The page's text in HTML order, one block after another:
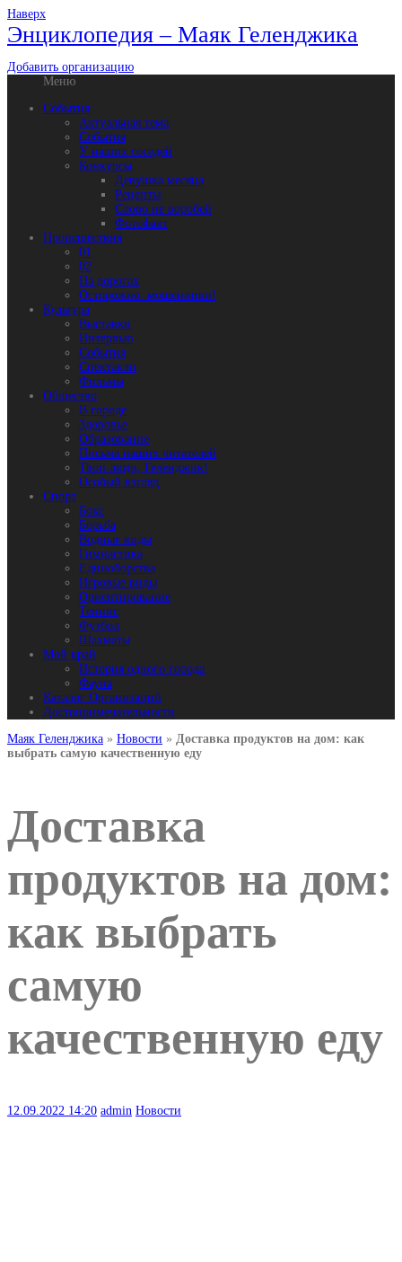
Наверх
Энциклопедия – Маяк Геленджика
Добавить организацию
Меню
События
Актуальная тема
События
У наших соседей
Конкурсы
Девушка месяца
Рецепты
Слово не воробей
Фотофакт
Происшествия
01
02
На дорогах
Осторожно: мошенники!
Культура
Выставки
Интервью
События
Спектакли
Фильмы
Общество
В городе
Здоровье
Образование
Письма наших читателей
Твои люди, Геленджик!
Особый взгляд
Спорт
Бокс
Борьба
Водные виды
Гимнастика
Единоборства
Игровые виды
Ориентирование
Теннис
Футбол
Шахматы
Мой край
История одного города
Фауна
Каталог Организаций
Достопримечательности
Маяк Геленджика » Новости » Доставка продуктов на дом: как
выбрать самую качественную еду
Доставка
продуктов на дом:
как выбрать
самую
качественную еду
12.09.2022 14:20 admin Новости